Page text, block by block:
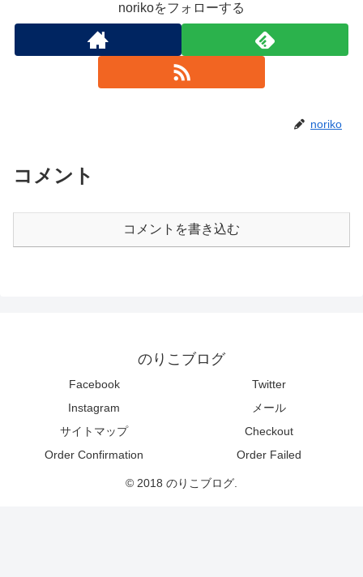
norikoをフォローする
noriko
コメント
コメントを書き込む
のりこブログ
Facebook
Twitter
Instagram
メール
サイトマップ
Checkout
Order Confirmation
Order Failed
© 2018 のりこブログ.